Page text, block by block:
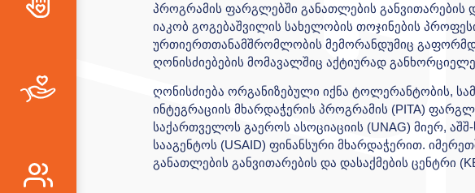
პროგრამის ფარგლებში განათლების განვითარების
იაკობ გოგებაშვილის სახელობის თოჯინების
ურთიერთთანამშრომლობის მემორანდუმიც
ღონისძიებების მომავალშიც აქტიურად
ღონისძიება ორგანიზებული იქნა ტოლერანტობის,
ინტეგრაციის მხარდაჭერის პროგრამის (PITA)
საქართველოს გაეროს ასოციაციის (UNAG) მიერ,
სააგენტოს (USAID) ფინანსური მხარდაჭერით.
განათლების განვითარების და დასაქმების ცენტრი